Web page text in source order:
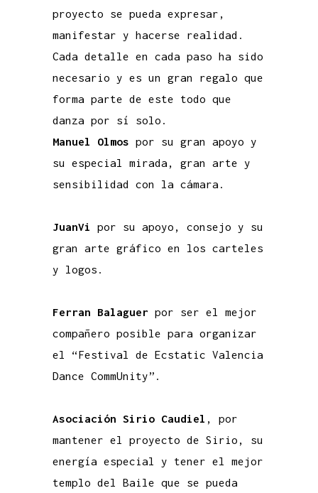
proyecto se pueda expresar,
manifestar y hacerse realidad.
Cada detalle en cada paso ha sido
necesario y es un gran regalo que
forma parte de este todo que
danza por sí solo.
Manuel Olmos por su gran apoyo y
su especial mirada, gran arte y
sensibilidad con la cámara.
JuanVi
por su apoyo, consejo y su
gran arte gráfico en los carteles
y logos.
Ferran Balaguer por ser el mejor
compañero posible para organizar
el “Festival de Ecstatic Valencia
Dance CommUnity”.
Asociación Sirio Caudiel , por
mantener el proyecto de Sirio, su
energía especial y tener el mejor
templo del Baile que se pueda